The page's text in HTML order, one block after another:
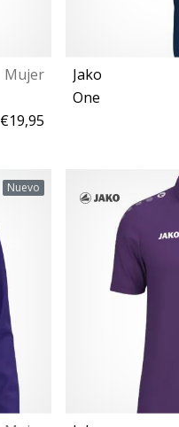
Mujer
€19,95
Jako
One
Nuevo